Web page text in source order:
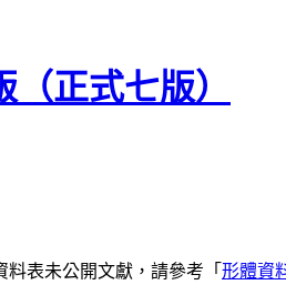
料表未公開文獻，請參考「 形體資